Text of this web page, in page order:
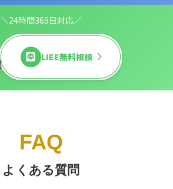
＼24時間365日対応／
LIEE無料相談
FAQ
よくある質問